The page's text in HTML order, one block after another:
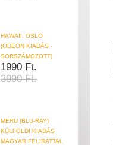
HAWAII, OSLO
(ODEON KIADÁS -
SORSZÁMOZOTT)
1990 Ft.
3990 Ft.
MERU (BLU-RAY)
KÜLFÖLDI KIADÁS
MAGYAR FELIRATTAL